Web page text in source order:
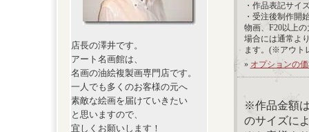
店長の澤井です。
アート名画館は、
名画の油絵複製画専門店です。
一人でも多くのお客様の元へ
素敵な絵画を届けていきたい
と思いますので、
宜しくお願いします！
・作品表記サイ
・受注後制作開
物画、F20以上
場合には通常よ
ます。(※アウト
» オプションの
※作品金額
のサイズに